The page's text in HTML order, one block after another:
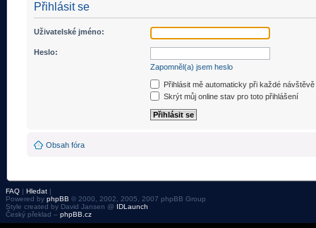
Přihlásit se
Uživatelské jméno:
Heslo:
Zapomněl(a) jsem heslo
Přihlásit mě automaticky při každé návštěvě
Skrýt můj online stav pro toto přihlášení
Obsah fóra
FAQ | Hledat |
Powered by phpBB © 2000, 2002, 2005, 2007 phpBB Group
Style created by David Jansen @ IDLaunch
Český překlad – phpBB.cz